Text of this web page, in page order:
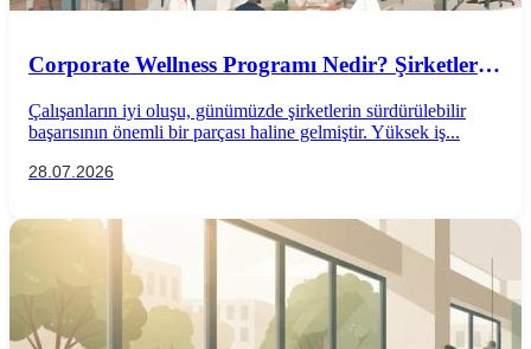
Corporate Wellness Programı Nedir? Şirketler
Çalışanların iyi oluşu, günümüzde şirketlerin sürdürülebilir
başarısının önemli bir parçası haline gelmiştir. Yüksek iş...
28.07.2026